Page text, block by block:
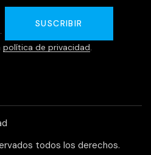
SUSCRIBIR
política de privacidad.
todos los derechos.